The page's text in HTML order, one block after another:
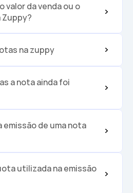
valor da venda ou o
na zuppy
a nota ainda foi
emissão de uma nota
utilizada na emissão